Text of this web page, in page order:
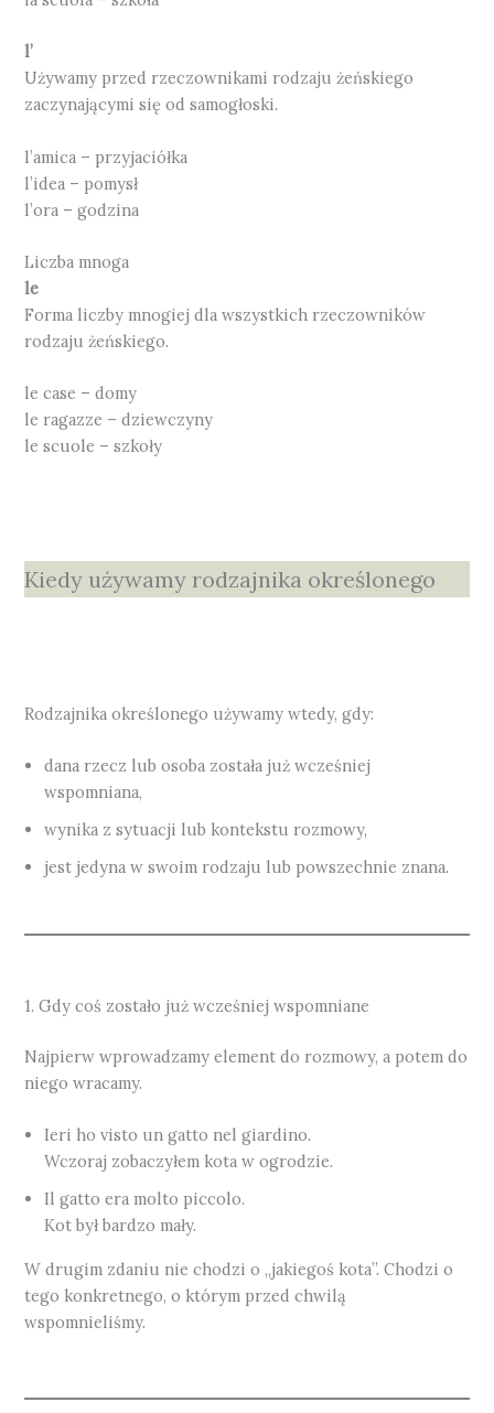
l’
Używamy przed rzeczownikami rodzaju żeńskiego
zaczynającymi się od samogłoski.
l’amica – przyjaciółka
l’idea – pomysł
l’ora – godzina
Liczba mnoga
le
Forma liczby mnogiej dla wszystkich rzeczowników
rodzaju żeńskiego.
le case – domy
le ragazze – dziewczyny
le scuole – szkoły
Kiedy używamy rodzajnika określonego
Rodzajnika określonego używamy wtedy, gdy:
dana rzecz lub osoba została już wcześniej
wspomniana,
wynika z sytuacji lub kontekstu rozmowy,
jest jedyna w swoim rodzaju lub powszechnie znana.
1. Gdy coś zostało już wcześniej wspomniane
Najpierw wprowadzamy element do rozmowy, a potem do
niego wracamy.
Ieri ho visto un gatto nel giardino.
Wczoraj zobaczyłem kota w ogrodzie.
Il gatto era molto piccolo.
Kot był bardzo mały.
W drugim zdaniu nie chodzi o „jakiegoś kota”. Chodzi o
tego konkretnego, o którym przed chwilą
wspomnieliśmy.